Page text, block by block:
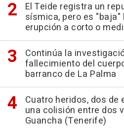
El Teide registra un
sísmica, pero es "baja"
erupción a corto o
Continúa la
fallecimiento del
barranco de La Palma
Cuatro heridos, dos de
una colisión entre dos
Guancha (Tenerife)